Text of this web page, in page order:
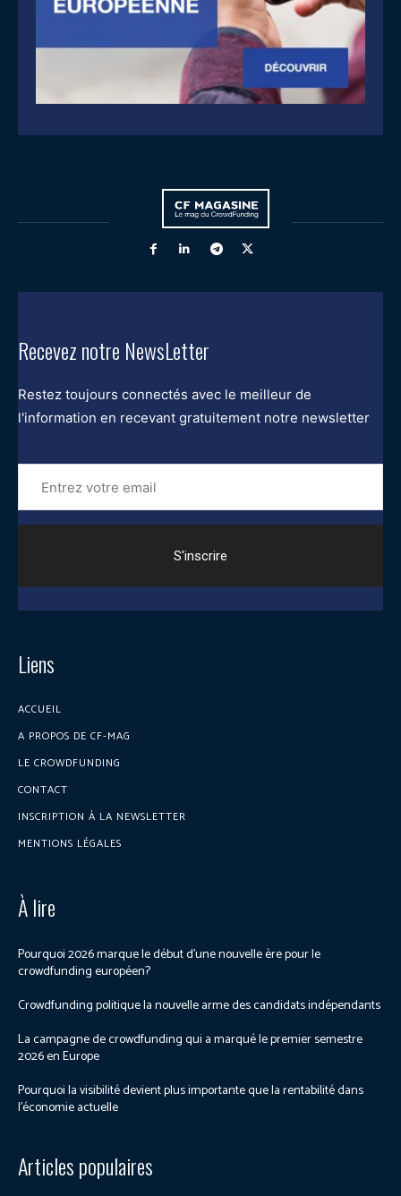
Recevez notre NewsLetter
Restez toujours connectés avec le meilleur de
l'information en recevant gratuitement notre newsletter
Entrez
votre
email
Liens
ACCUEIL
A PROPOS DE CF-MAG
LE CROWDFUNDING
CONTACT
INSCRIPTION À LA NEWSLETTER
MENTIONS LÉGALES
À lire
Pourquoi 2026 marque le début d’une nouvelle ère pour le
crowdfunding européen?
Crowdfunding politique la nouvelle arme des candidats indépendants
La campagne de crowdfunding qui a marqué le premier semestre
2026 en Europe
Pourquoi la visibilité devient plus importante que la rentabilité dans
l’économie actuelle
Articles populaires